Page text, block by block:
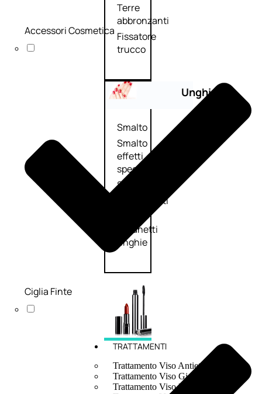
Terre
abbronzanti
Fissatore
trucco
Unghie
Smalto
Smalto
effetti
speciali
Solvente
Trattamenti
Cofanetti
unghie
TRATTAMENTI
Trattamento Viso Antieta
Trattamento Viso Giorno
Trattamento Viso Notte
Accessori Cosmetica
Ciglia Finte